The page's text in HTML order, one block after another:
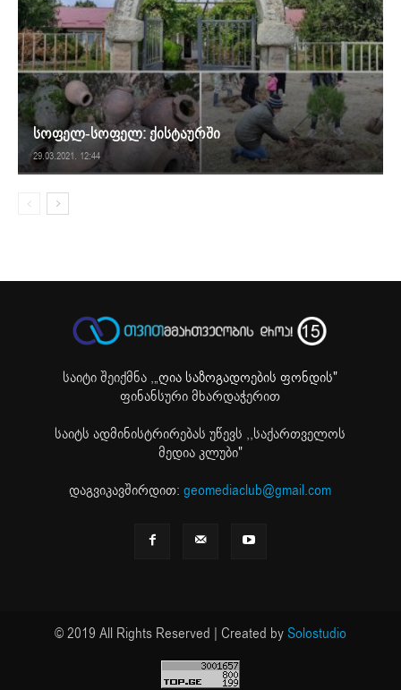
სოფელ-სოფელ: ქისტაურში
29.03.2021. 12:44
საიტი შეიქმნა ,„ღია საზოგადოების ფონდის"
ფინანსური მხარდაჭერით
საიტს ადმინისტრირებას უწევს ,,საქართველოს
მედია კლუბი"
დაგვიკავშირდით:geomediaclub@gmail.com
© 2019 All Rights Reserved | Created bySolostudio